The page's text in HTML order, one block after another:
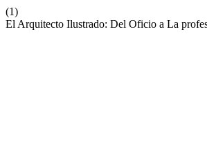
(1)
El Arquitecto Ilustrado: Del Oficio a La